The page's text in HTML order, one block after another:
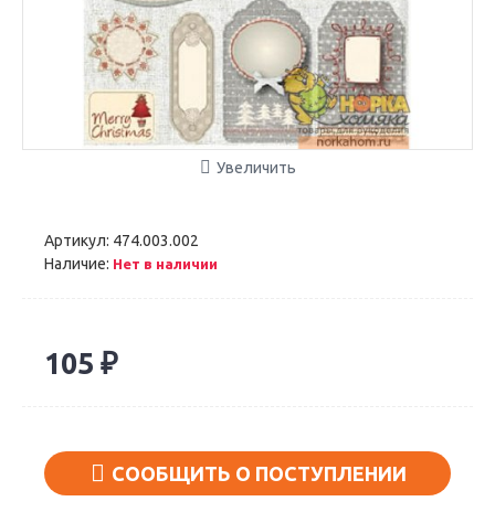
Увеличить
Артикул: 474.003.002
Наличие: Нет в наличии
105 ₽
СООБЩИТЬ О ПОСТУПЛЕНИИ